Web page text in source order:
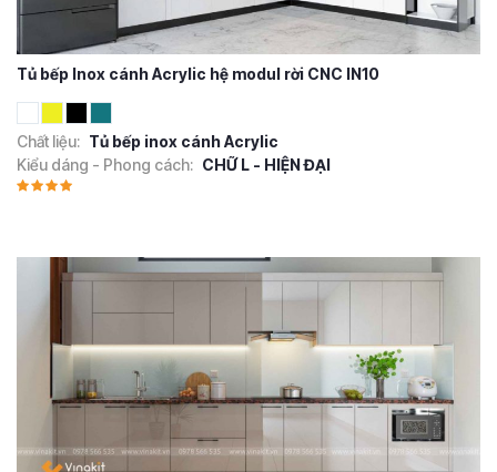
Tủ bếp Inox cánh Acrylic hệ modul rời CNC IN10
Chất liệu: Tủ bếp inox cánh Acrylic
Kiểu dáng - Phong cách: CHỮ L - HIỆN ĐẠI